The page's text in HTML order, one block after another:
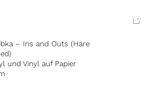
– Ins and Outs (Hare
und Vinyl auf Papier